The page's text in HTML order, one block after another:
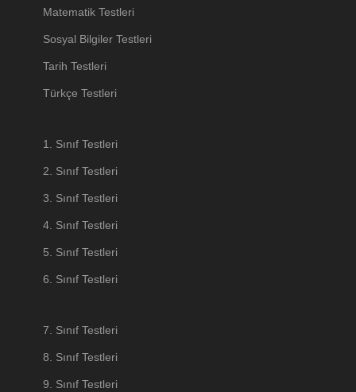
Matematik Testleri
Sosyal Bilgiler Testleri
Tarih Testleri
Türkçe Testleri
1. Sınıf Testleri
2. Sınıf Testleri
3. Sınıf Testleri
4. Sınıf Testleri
5. Sınıf Testleri
6. Sınıf Testleri
7. Sınıf Testleri
8. Sınıf Testleri
9. Sınıf Testleri